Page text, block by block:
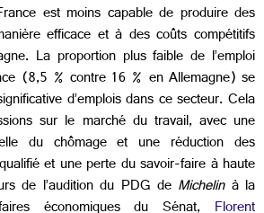
est moins capable de produire des
efficace et à des coûts compétitifs
La proportion plus faible de l’emploi
(8,5 % contre 16 % en Allemagne) se
d’emplois dans ce secteur. Cela
sur le marché du travail, avec une
du chômage et une réduction des
et une perte du savoir-faire à haute
de l’audition du PDG de Michelinà la